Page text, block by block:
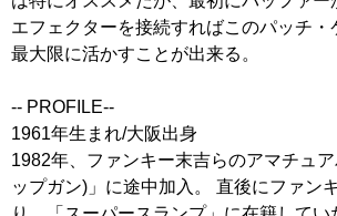
エフェクターを接続すればこのパッチ・
最大限に活かすことが出来る。
-- PROFILE--
1961年生まれ/大阪出身
1982年、ファンキー末吉らのアマチュ
ップガン)」に途中加入。 直後にファン